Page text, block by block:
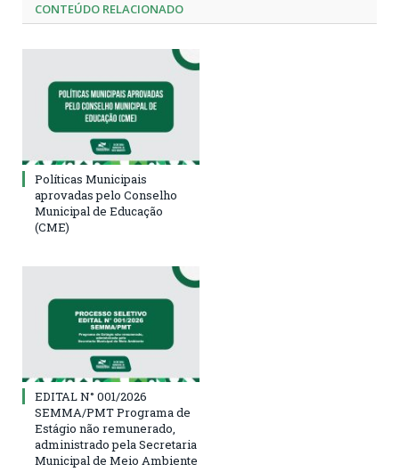
CONTEÚDO RELACIONADO
Políticas Municipais
aprovadas pelo Conselho
Municipal de Educação
(CME)
EDITAL N° 001/2026
SEMMA/PMT Programa de
Estágio não remunerado,
administrado pela Secretaria
Municipal de Meio Ambiente